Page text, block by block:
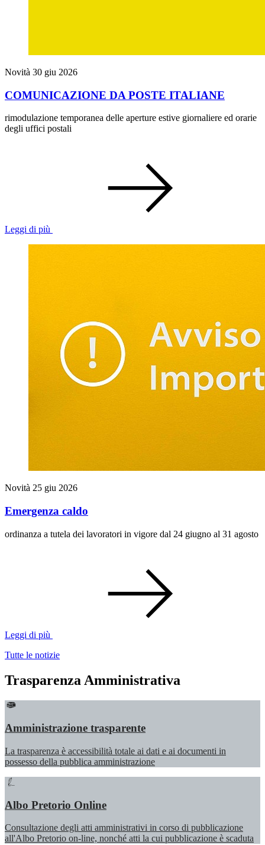
Novità 30 giu 2026
COMUNICAZIONE DA POSTE ITALIANE
rimodulazione temporanea delle aperture estive giornaliere ed orarie
degli uffici postali
Leggi di più
Novità 25 giu 2026
Emergenza caldo
ordinanza a tutela dei lavoratori in vigore dal 24 giugno al 31 agosto
Leggi di più
Tutte le notizie
Trasparenza Amministrativa
Amministrazione trasparente
La trasparenza è accessibilità totale ai dati e ai documenti in
possesso della pubblica amministrazione
Albo Pretorio Online
Consultazione degli atti amministrativi in corso di pubblicazione
all'Albo Pretorio on-line, nonché atti la cui pubblicazione è scaduta